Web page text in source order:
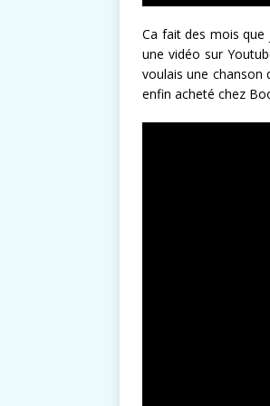
Ca fait des mois que
une vidéo sur
voulais une chanson
enfin acheté chez